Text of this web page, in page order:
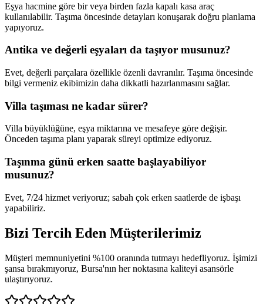
Eşya hacmine göre bir veya birden fazla kapalı kasa araç
kullanılabilir. Taşıma öncesinde detayları konuşarak doğru planlama
yapıyoruz.
Antika ve değerli eşyaları da taşıyor musunuz?
Evet, değerli parçalara özellikle özenli davranılır. Taşıma öncesinde
bilgi vermeniz ekibimizin daha dikkatli hazırlanmasını sağlar.
Villa taşıması ne kadar sürer?
Villa büyüklüğüne, eşya miktarına ve mesafeye göre değişir.
Önceden taşıma planı yaparak süreyi optimize ediyoruz.
Taşınma günü erken saatte başlayabiliyor
musunuz?
Evet, 7/24 hizmet veriyoruz; sabah çok erken saatlerde de işbaşı
yapabiliriz.
Bizi Tercih Eden Müşterilerimiz
Müşteri memnuniyetini %100 oranında tutmayı hedefliyoruz. İşimizi
şansa bırakmıyoruz, Bursa'nın her noktasına kaliteyi asansörle
ulaştırıyoruz.